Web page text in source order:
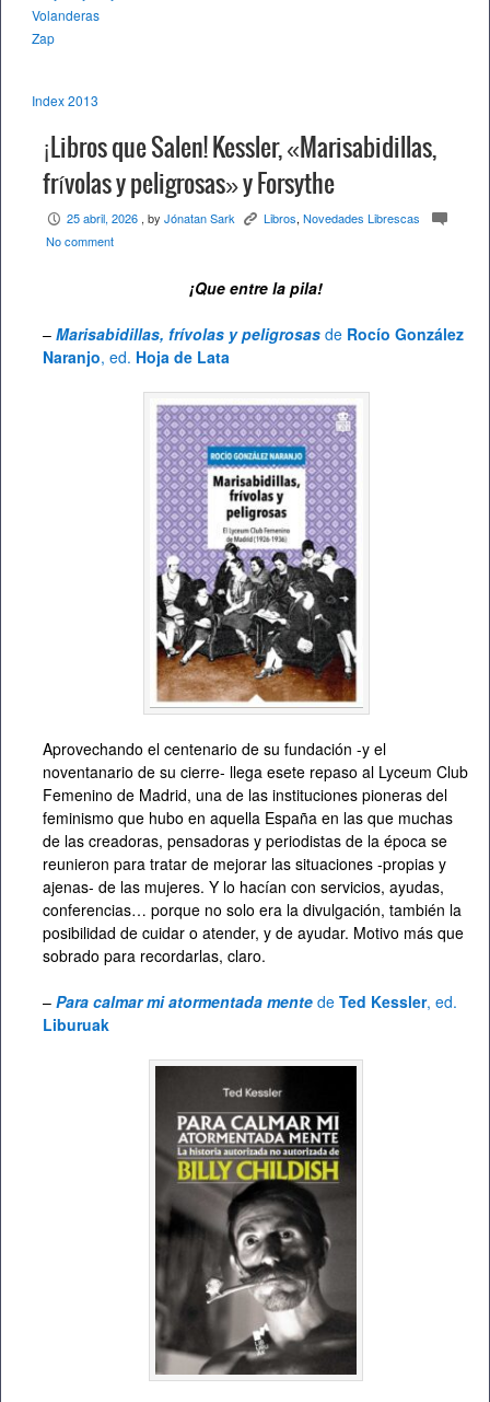
Volanderas
Zap
Index 2013
¡Libros que Salen! Kessler, «Marisabidillas,
frívolas y peligrosas» y Forsythe
P 25 abril, 2026 , by Jónatan Sark K Libros,Novedades Librescas c
No comment
¡Que entre la pila!
– Marisabidillas, frívolas y peligrosas de Rocío González
Naranjo, ed. Hoja de Lata
Aprovechando el centenario de su fundación -y el
noventanario de su cierre- llega esete repaso al Lyceum Club
Femenino de Madrid, una de las instituciones pioneras del
feminismo que hubo en aquella España en las que muchas
de las creadoras, pensadoras y periodistas de la época se
reunieron para tratar de mejorar las situaciones -propias y
ajenas- de las mujeres. Y lo hacían con servicios, ayudas,
conferencias… porque no solo era la divulgación, también la
posibilidad de cuidar o atender, y de ayudar. Motivo más que
sobrado para recordarlas, claro.
– Para calmar mi atormentada mente de Ted Kessler, ed.
Liburuak